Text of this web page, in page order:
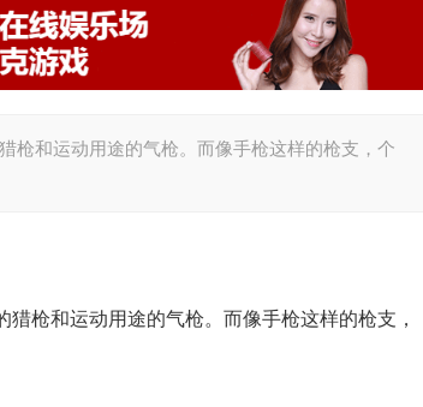
枪和运动用途的气枪。而像手枪这样的枪支，个
枪和运动用途的气枪。而像手枪这样的枪支，